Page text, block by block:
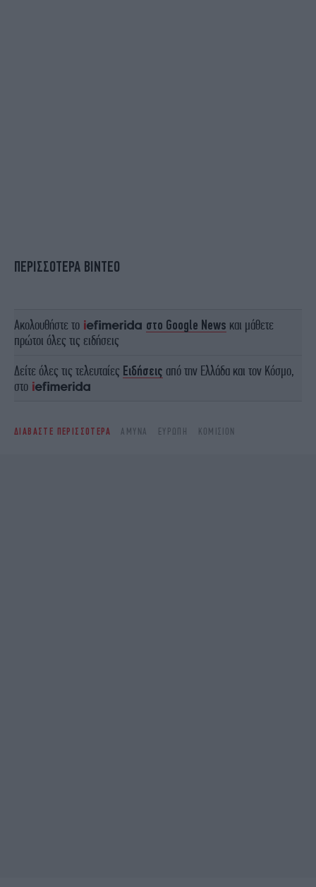
ΠΕΡΙΣΣΟΤΕΡΑ ΒΙΝΤΕΟ
Ακολουθήστε το στο Google News και μάθετε
πρώτοι όλες τις ειδήσεις
Δείτε όλες τις τελευταίες Ειδήσεις από την Ελλάδα και τον Κόσμο,
στο
ΔΙΑΒΑΣΤΕ ΠΕΡΙΣΣΟΤΕΡΑ ΆΜΥΝΑ ΕΥΡΏΠΗ ΚΟΜΙΣΙΌΝ